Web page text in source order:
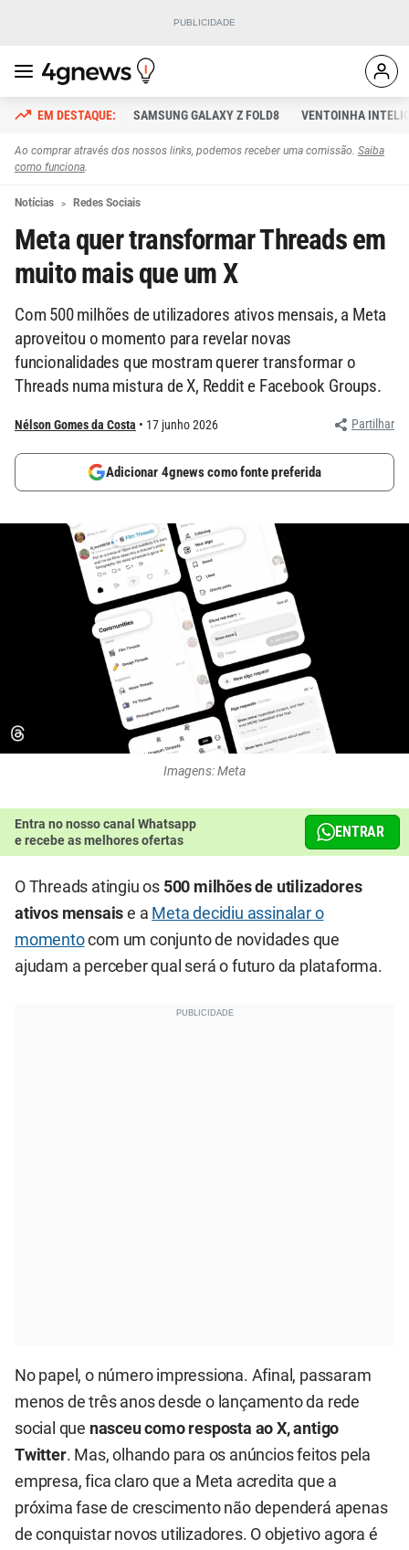
SAMSUNG GALAXY Z FOLD8 VENTOINHA
Ao comprar através dos nossos links, podemos receber uma comissão. Saiba
como funciona.
Notícias Redes Sociais
Meta quer transformar Threads em
muito mais que um X
Com 500 milhões de utilizadores ativos mensais, a Meta
aproveitou o momento para revelar novas
funcionalidades que mostram querer transformar o
Threads numa mistura de X, Reddit e Facebook Groups.
Nélson Gomes da Costa 17 junho 2026 Partilhar
Adicionar 4gnews como fonte preferida
Imagens: Meta
Entra no nosso canal Whatsapp
e recebe as melhores ofertas
ENTRAR
O Threads atingiu os 500 milhões de utilizadores
ativos mensais e a Meta decidiu assinalar o
momentocom um conjunto de novidades que
ajudam a perceber qual será o futuro da plataforma.
No papel, o número impressiona. Afinal, passaram
menos de três anos desde o lançamento da rede
social que nasceu como resposta ao X, antigo
Twitter. Mas, olhando para os anúncios feitos pela
empresa, fica claro que a Meta acredita que a
próxima fase de crescimento não dependerá apenas
de conquistar novos utilizadores. O objetivo agora é